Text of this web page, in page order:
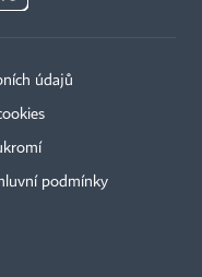
údajů
podmínky